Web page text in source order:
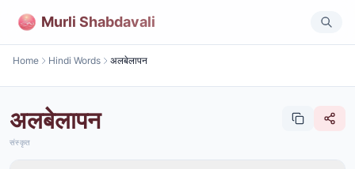
Murli Shabdavali
Home Hindi Words अलबेलापन
अलबेलापन
संस्कृत